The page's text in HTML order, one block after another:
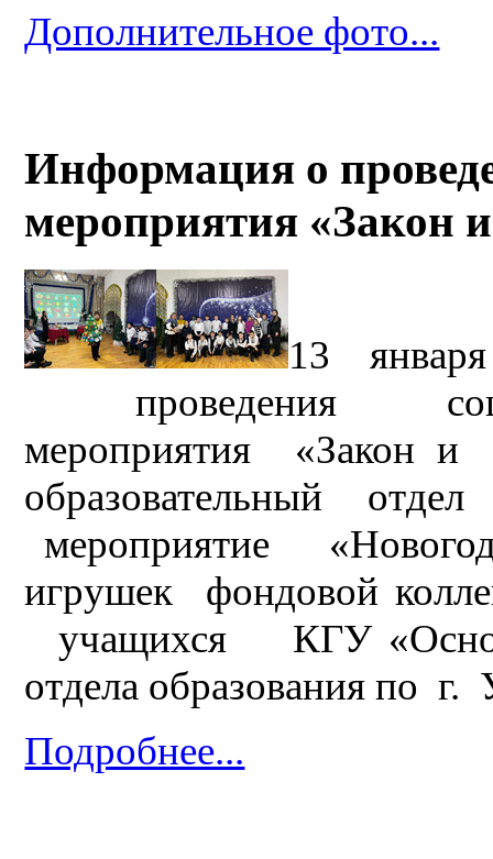
Дополнительное фото...
Информация о
мероприятия «Закон
13
проведения
мероприятия «Закон
образовательный
мероприятие
игрушек фондовой
учащихся КГУ
отдела образования по г.
Подробнее...